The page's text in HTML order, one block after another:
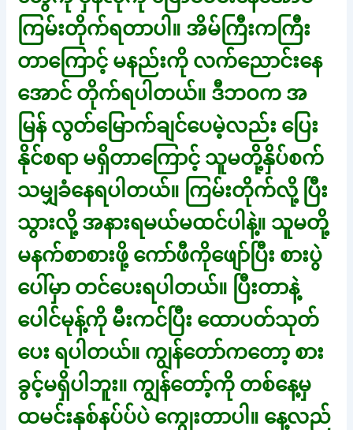
ကြမ်းတိုက်ရတာပါ။ အိမ်ကြီးကကြီး
တာကြောင့် မနည်းကို လက်ညောင်းနေ
အောင် တိုက်ရပါတယ်။ ဒီဘဝက အ
မြန် လွတ်မြောက်ချင်ပေမဲ့လည်း ပြေး
နိုင်စရာ မရှိတာကြောင့် သူမတို့နှိပ်စက်
သမျှခံနေရပါတယ်။ ကြမ်းတိုက်လို့ ပြီး
သွားလို့ အနားရမယ်မထင်ပါနဲ့။ သူမတို့
မနက်စာစားဖို့ ကော်ဖီကိုဖျော်ပြီး စားပွဲ
ပေါ်မှာ တင်ပေးရပါတယ်။ ပြီးတာနဲ့
ပေါင်မုန့်ကို မီးကင်ပြီး ထောပတ်သုတ်
ပေး ရပါတယ်။ ကျွန်တော်ကတော့ စား
ခွင့်မရှိပါဘူး။ ကျွန်တော့်ကို တစ်နေ့မှ
ထမင်းနှစ်နပ်ပ်ပဲ ကျွေးတာပါ။ နေ့လည်